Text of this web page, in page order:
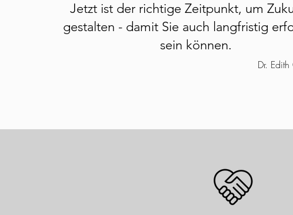
Dr.
Jetzt ist der richtige Zeitpunkt, um
gestalten - damit Sie auch langfristig
sein können.